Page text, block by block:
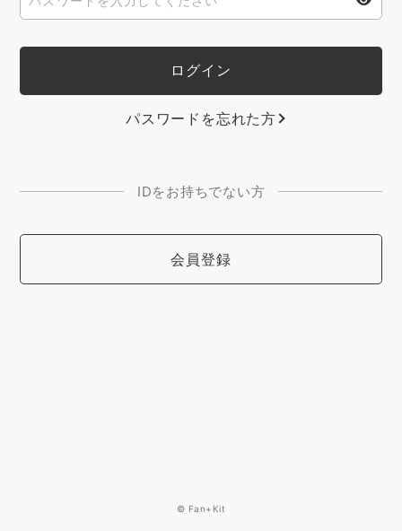
パスワードを忘れた方
IDをお持ちでない方
会員登録
© Fan+Kit